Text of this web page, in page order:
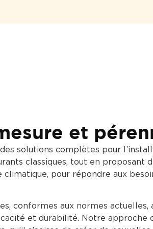
et
solutions complètes pour
classiques, tout en proposant
pour répondre aux
conformes aux normes actuelles,
et durabilité. Notre approche